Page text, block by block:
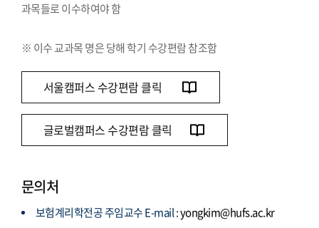
과목들로 이수하여야 함
※ 이수 교과목 명은 당해 학기 수강편람 참조함
서울캠퍼스 수강편람 클릭
글로벌캠퍼스 수강편람 클릭
문의처
보험계리학전공 주임교수 E-mail :yongkim@hufs.ac.kr